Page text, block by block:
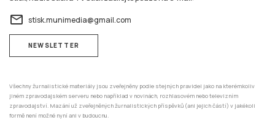
email stisk.munimedia@gmail.com
NEWSLETTER
Všechny žurnalistické materiály jsou zveřejněny podle stejných pravidel jako na kterémkoliv
jiném zpravodajském serveru nebo například v novinách, rozhlasovém nebo televizním
zpravodajství. Mazání už zveřejněných žurnalistických příspěvků (ani jejich částí) v jakékoli
formě není možné nyní ani v budoucnu.